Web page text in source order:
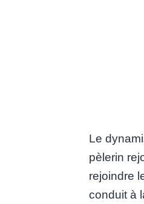
Le
pèlerin
rejoindre
conduit à